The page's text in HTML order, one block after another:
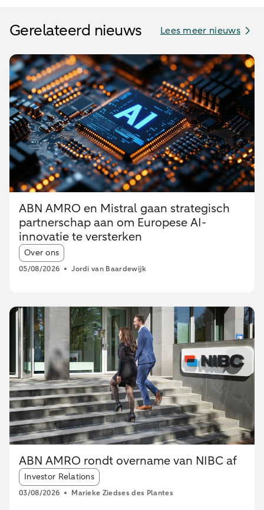
Gerelateerd nieuws Lees meer nieuws
ABN AMRO en Mistral gaan strategisch
partnerschap aan om Europese AI-
innovatie te versterken
Article tags:
Over ons
05/08/2026 Jordi van Baardewijk
ABN AMRO rondt overname van NIBC af
Article tags:
Investor Relations
03/08/2026 Marieke Ziedses des Plantes